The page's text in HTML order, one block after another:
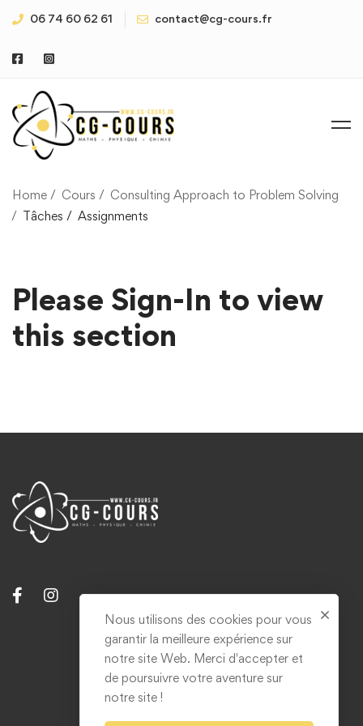
06 74 60 62 61 contact@cg-cours.fr
Home Cours
Consulting Approach to Problem Solving
Tâches
Assignments
Please Sign-In to view
this section
Contact
Mentions légales & RGPD
Nous utilisons des cookies pour vous
garantir la meilleure expérience sur
notre site Web. Merci d'accepter et
de poursuivre votre aventure sur
notre site !